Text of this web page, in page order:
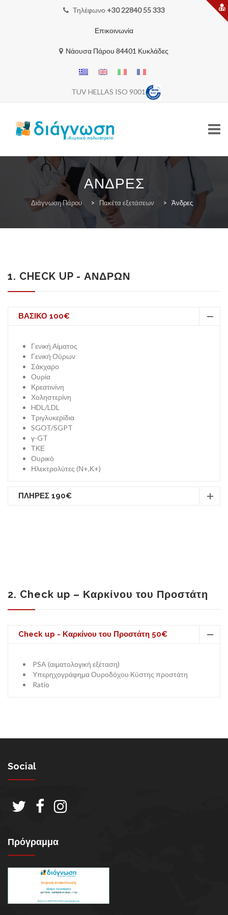
Τηλέφωνο +30 22840 55 333
Επικοινωνία
Νάουσα Πάρου 84401 Κυκλάδες
TUV HELLAS ISO 9001
ΠΑΚΈΤΑ ΕΞΕΤΆΣΕΩΝ
ΙΑΤΡΙΚΆ ΝΈΑ
ΆΝΔΡΕΣ
Διάγνωση Πάρου > Πακέτα εξετάσεων > Άνδρες
1. CHECK UP - ΑΝΔΡΩΝ
ΒΑΣΙΚΟ 100€
Γενική Αίματος
Γενική Ούρων
Σάκχαρο
Ουρία
Κρεατινίνη
Χοληστερίνη
HDL/LDL
Τριγλυκερίδια
SGOT/SGPT
γ-GT
ΤΚΕ
Ουρικό
Ηλεκτρολύτες (Ν+,Κ+)
ΠΛΗΡΕΣ 190€
2. Check up – Καρκίνου του Προστάτη
Check up - Καρκίνου του Προστάτη 50€
PSA (αιματολογική εξέταση)
Υπερηχογράφημα Ουροδόχου Κύστης προστάτη
Ratio
Social
Πρόγραμμα